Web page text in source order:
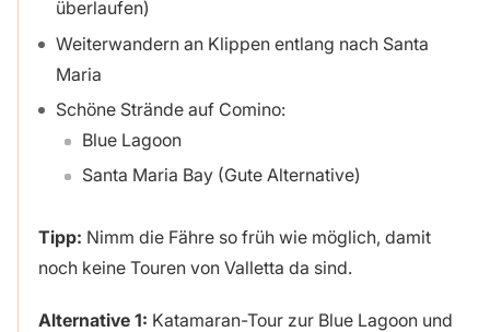
überlaufen)
Weiterwandern an Klippen entlang nach Santa
Maria
Schöne Strände auf Comino:
Blue Lagoon
Santa Maria Bay (Gute Alternative)
Tipp: Nimm die Fähre so früh wie möglich, damit
noch keine Touren von Valletta da sind.
Alternative 1: Katamaran-Tour zur Blue Lagoon und